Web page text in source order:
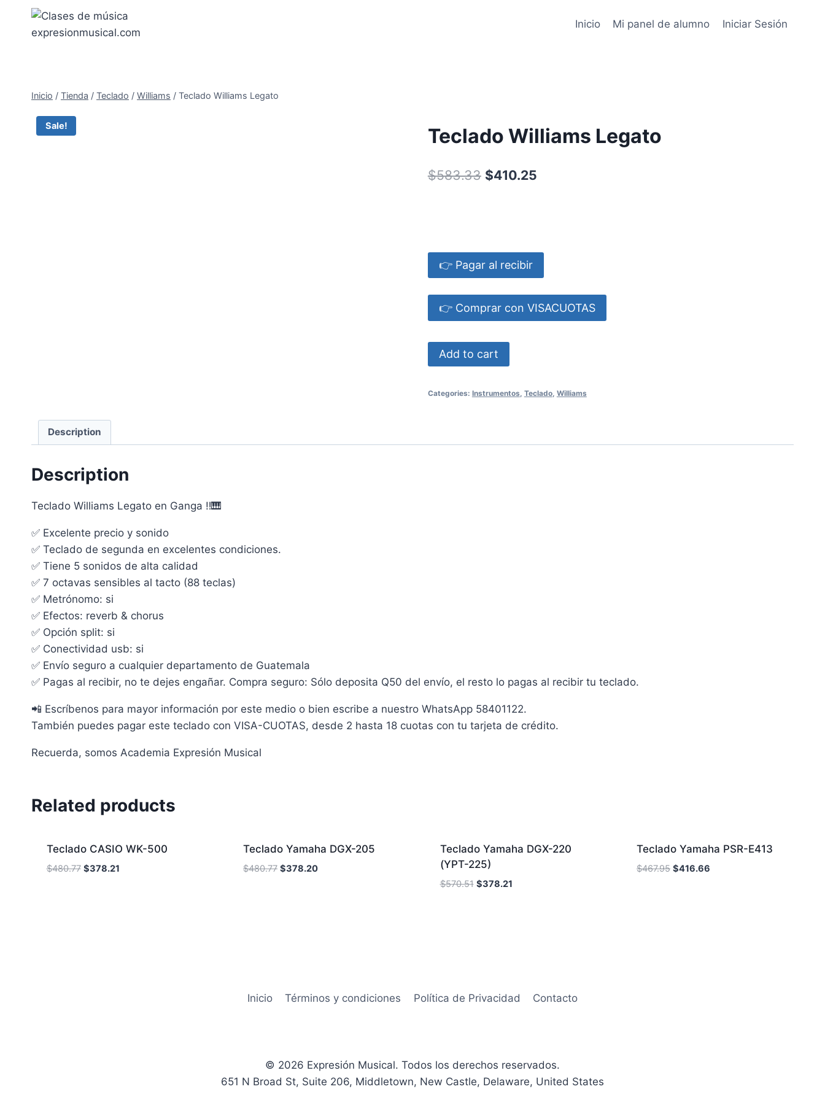
contenido
Inicio Mi panel de alumno Iniciar Sesión
Inicio / Tienda / Teclado / Williams / Teclado Williams Legato
Sale! Teclado Williams Legato
$583.33 $410.25
👉 Pagar al recibir
👉 Comprar con VISACUOTAS
Teclado
Williams
quantity
Add to cart
Categories: Instrumentos Teclado, Williams
Description
Description
Teclado Williams Legato en Ganga ‼️🎹
✅ Excelente precio y sonido
✅ Teclado de segunda en excelentes condiciones.
✅ Tiene 5 sonidos de alta calidad
✅ 7 octavas sensibles al tacto (88 teclas)
✅ Metrónomo: si
✅ Efectos: reverb & chorus
✅ Opción split: si
✅ Conectividad usb: si
✅ Envío seguro a cualquier departamento de Guatemala
✅ Pagas al recibir, no te dejes engañar. Compra seguro: Sólo deposita Q50 del envío, el resto lo pagas al recibir tu teclado.
📲 Escríbenos para mayor información por este medio o bien escribe a nuestro WhatsApp 58401122.
También puedes pagar este teclado con VISA-CUOTAS, desde 2 hasta 18 cuotas con tu tarjeta de crédito.
Recuerda, somos Academia Expresión Musical
Related products
Teclado CASIO WK-500
$480.77 $378.21
Teclado Yamaha DGX-205
$480.77 $378.20
Teclado Yamaha DGX-220
(YPT-225)
$570.51 $378.21
Teclado Yamaha PSR-E413
$467.95 $416.66
Inicio Términos y condiciones Política de Privacidad Contacto
© 2026 Expresión Musical. Todos los derechos reservados.
651 N Broad St, Suite 206, Middletown, New Castle, Delaware, United States